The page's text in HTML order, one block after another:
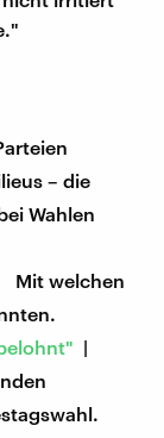
– die
Wahlen
Mit welchen
|